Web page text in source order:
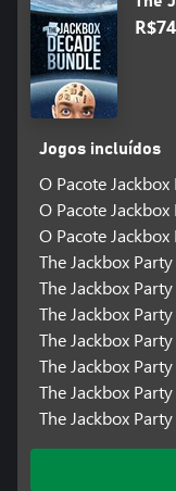
Jogos incluídos
O Pacote Jackbox
O Pacote Jackbox
O Pacote Jackbox
The Jackbox
The Jackbox
The Jackbox
The Jackbox
The Jackbox
The Jackbox
The Jackbox